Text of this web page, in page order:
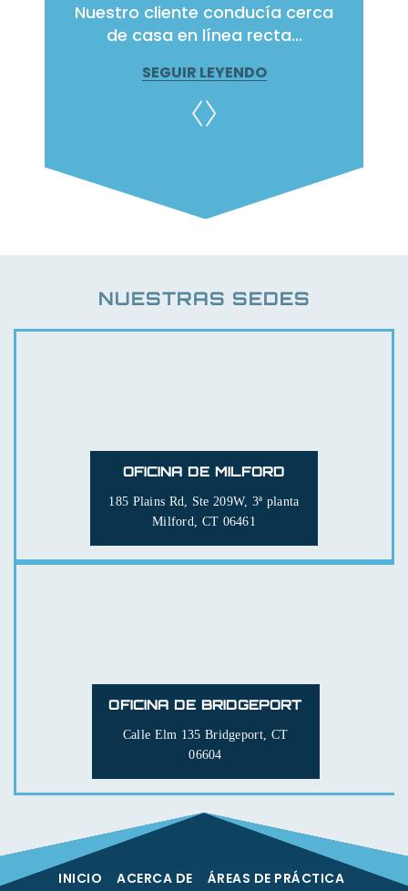
Nuestro cliente conducía cerca
de casa en línea recta...
SEGUIR LEYENDO
NUESTRAS SEDES
OFICINA DE MILFORD
185 Plains Rd, Ste 209W, 3ª planta
Milford, CT 06461
OFICINA DE BRIDGEPORT
Calle Elm 135 Bridgeport, CT
06604
INICIO ACERCA DE
ÁREAS DE PRÁCTICA